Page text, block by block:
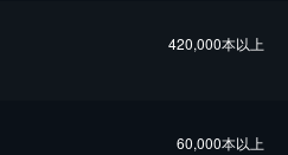
420,000本以上
60,000本以上